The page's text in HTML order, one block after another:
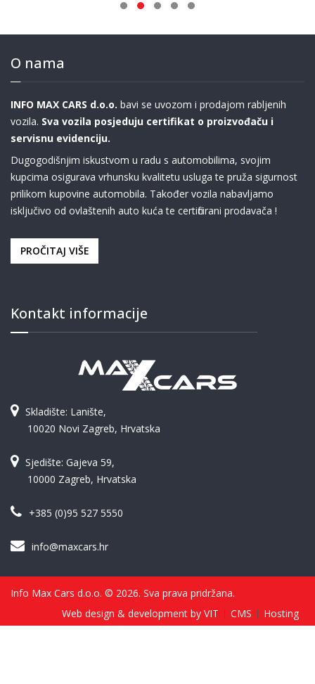
O nama
INFO MAX CARS d.o.o. bavi se uvozom i prodajom rabljenih
vozila. Sva vozila posjeduju certifikat o proizvođaču i
servisnu evidenciju.
Dugogodišnjim iskustvom u radu s automobilima, svojim
kupcima osigurava vrhunsku kvalitetu usluga te pruža sigurnost
prilikom kupovine automobila. Također vozila nabavljamo
isključivo od ovlaštenih auto kuća te certificirani prodavača !
PROČITAJ VIŠE
Kontakt informacije
Skladište: Lanište,
10020 Novi Zagreb, Hrvatska
Sjedište: Gajeva 59,
10000 Zagreb, Hrvatska
+385 (0)95 527 5550
info@maxcars.hr
Info Max Cars d.o.o. © 2026. Sva prava pridržana.
Web design & development by VIT
CMS Hosting